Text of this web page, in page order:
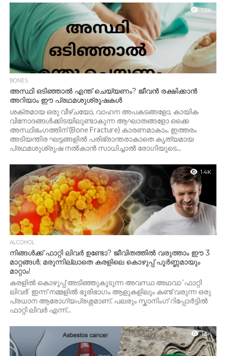
1.2K
BONES
അസ്ഥി ഒടിഞ്ഞാൽ എന്ത് ചെയ്യണം? ജീവൻ രക്ഷിക്കാൻ
അറിയാം ഈ പ്രഥമശുശ്രൂഷകൾ
ശക്തമായ ഒരു വീഴ്ചയോ, വാഹന അപകടങ്ങളോ, കായിക
വിനോദങ്ങൾക്കിടയിലുണ്ടാകുന്ന ആഘാതങ്ങളോ ഒക്കെ
അസ്ഥിഭംഗത്തിന് (Bone Fracture) കാരണമാകാം. ഇത്തരം
അടിയന്തിര ഘട്ടങ്ങളിൽ പരിഭ്രാന്തരാകാതെ കൃത്യമായ
പ്രഥമശുശ്രൂഷ നൽകാൻ സാധിച്ചാൽ രോഗിയുടെ...
1.4K
ALCOHOL
നിങ്ങൾക്ക് ഫാറ്റി ലിവർ ഉണ്ടോ? ജീവിതത്തിൽ വരുത്താം ഈ 3
മാറ്റങ്ങൾ; മരുന്നില്ലാതെ കരളിലെ കൊഴുപ്പ് പൂർണ്ണമായും
മാറ്റാം!
കരളിൽ കൊഴുപ്പ് അടിഞ്ഞുകൂടുന്ന അവസ്ഥ അഥവാ ‘ഫാറ്റി
ലിവർ’ ഇന്ന് നമ്മളിൽ ഭൂരിഭാഗം ആളുകളിലും കണ്ട് വരുന്ന ഒരു
പ്രധാന ആരോഗ്യപ്രശ്നമാണ്. പലരും സ്കാനിംഗ് റിപ്പോർട്ടിൽ
ഫാറ്റി ലിവർ എന്ന്...
1.3K